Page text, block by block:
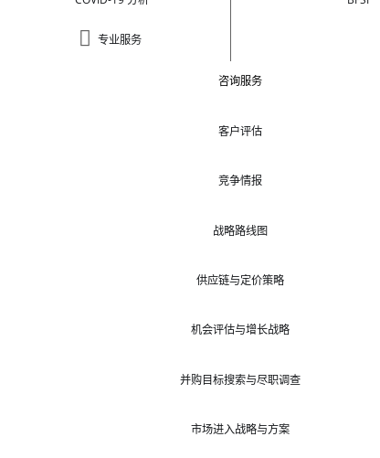
专业服务
咨询服务
客户评估
竞争情报
战略路线图
供应链与定价策略
机会评估与增长战略
并购目标搜索与尽职调查
市场进入战略与方案